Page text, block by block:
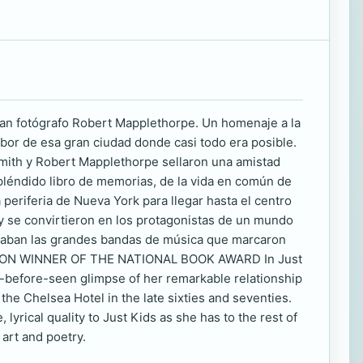
fotógrafo Robert Mapplethorpe. Un homenaje a la
de esa gran ciudad donde casi todo era posible.
y Robert Mapplethorpe sellaron una amistad
libro de memorias, de la vida en común de
de Nueva York para llegar hasta el centro
se convirtieron en los protagonistas de un mundo
las grandes bandas de música que marcaron
WINNER OF THE NATIONAL BOOK AWARD In Just
seen glimpse of her remarkable relationship
Chelsea Hotel in the late sixties and seventies.
lyrical quality to Just Kids as she has to the rest of
and poetry.